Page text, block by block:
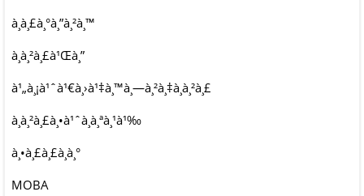
à¸à¸£à¸°à¸”à¸²à¸™
à¸à¸²à¸£à¹Œà¸”
à¹„à¸¡à¹ˆà¹€à¸›à¹‡à¸™à¸—à¸²à¸‡à¸à¸²à¸£
à¸à¸²à¸£à¸•à¹ˆà¸­à¸ªà¸¹à¹‰
à¸•à¸£à¸£à¸à¸°
MOBA